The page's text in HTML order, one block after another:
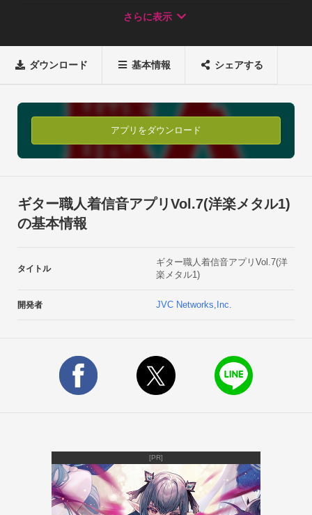
1. Enter Sandman/METALLICA
4. Get The Funk Out/EXTREME
6. Walk/PANTERA
7. 交響曲第5番「運命」(Rock Ver.)/ベートーベン
8. カノン ニ長調(ROCK Ver.)/パッヘルベル
9. Rock&#39;n Riff 4/野村義男
で着信音、メール音(通知音)に設定可能、アプリ毎に人気の10
曲(※)をセレクト！
演奏は浜崎あゆみのサポートでもおなじみ&quot;ヨッちゃん
の超絶ギタリストKENTARO！迫力のリアルギターサウンドを
-着信音設定
・ARROWS X LTE F-05D
・MEDIAS PP N-01D
・ARROWS Kiss F-03D
・GALAXY S II LTE SC-03D
・with series REGZA Phone T-01D
さらに表示
ダウンロード 基本情報 シェアする
アプリをダウンロード
ギター職人着信音アプリVol.7(洋楽メタル1)
の基本情報
タイトル
ギター職人着信音アプリVol.7(洋
楽メタル1)
開発者 JVC Networks,Inc.
[PR]